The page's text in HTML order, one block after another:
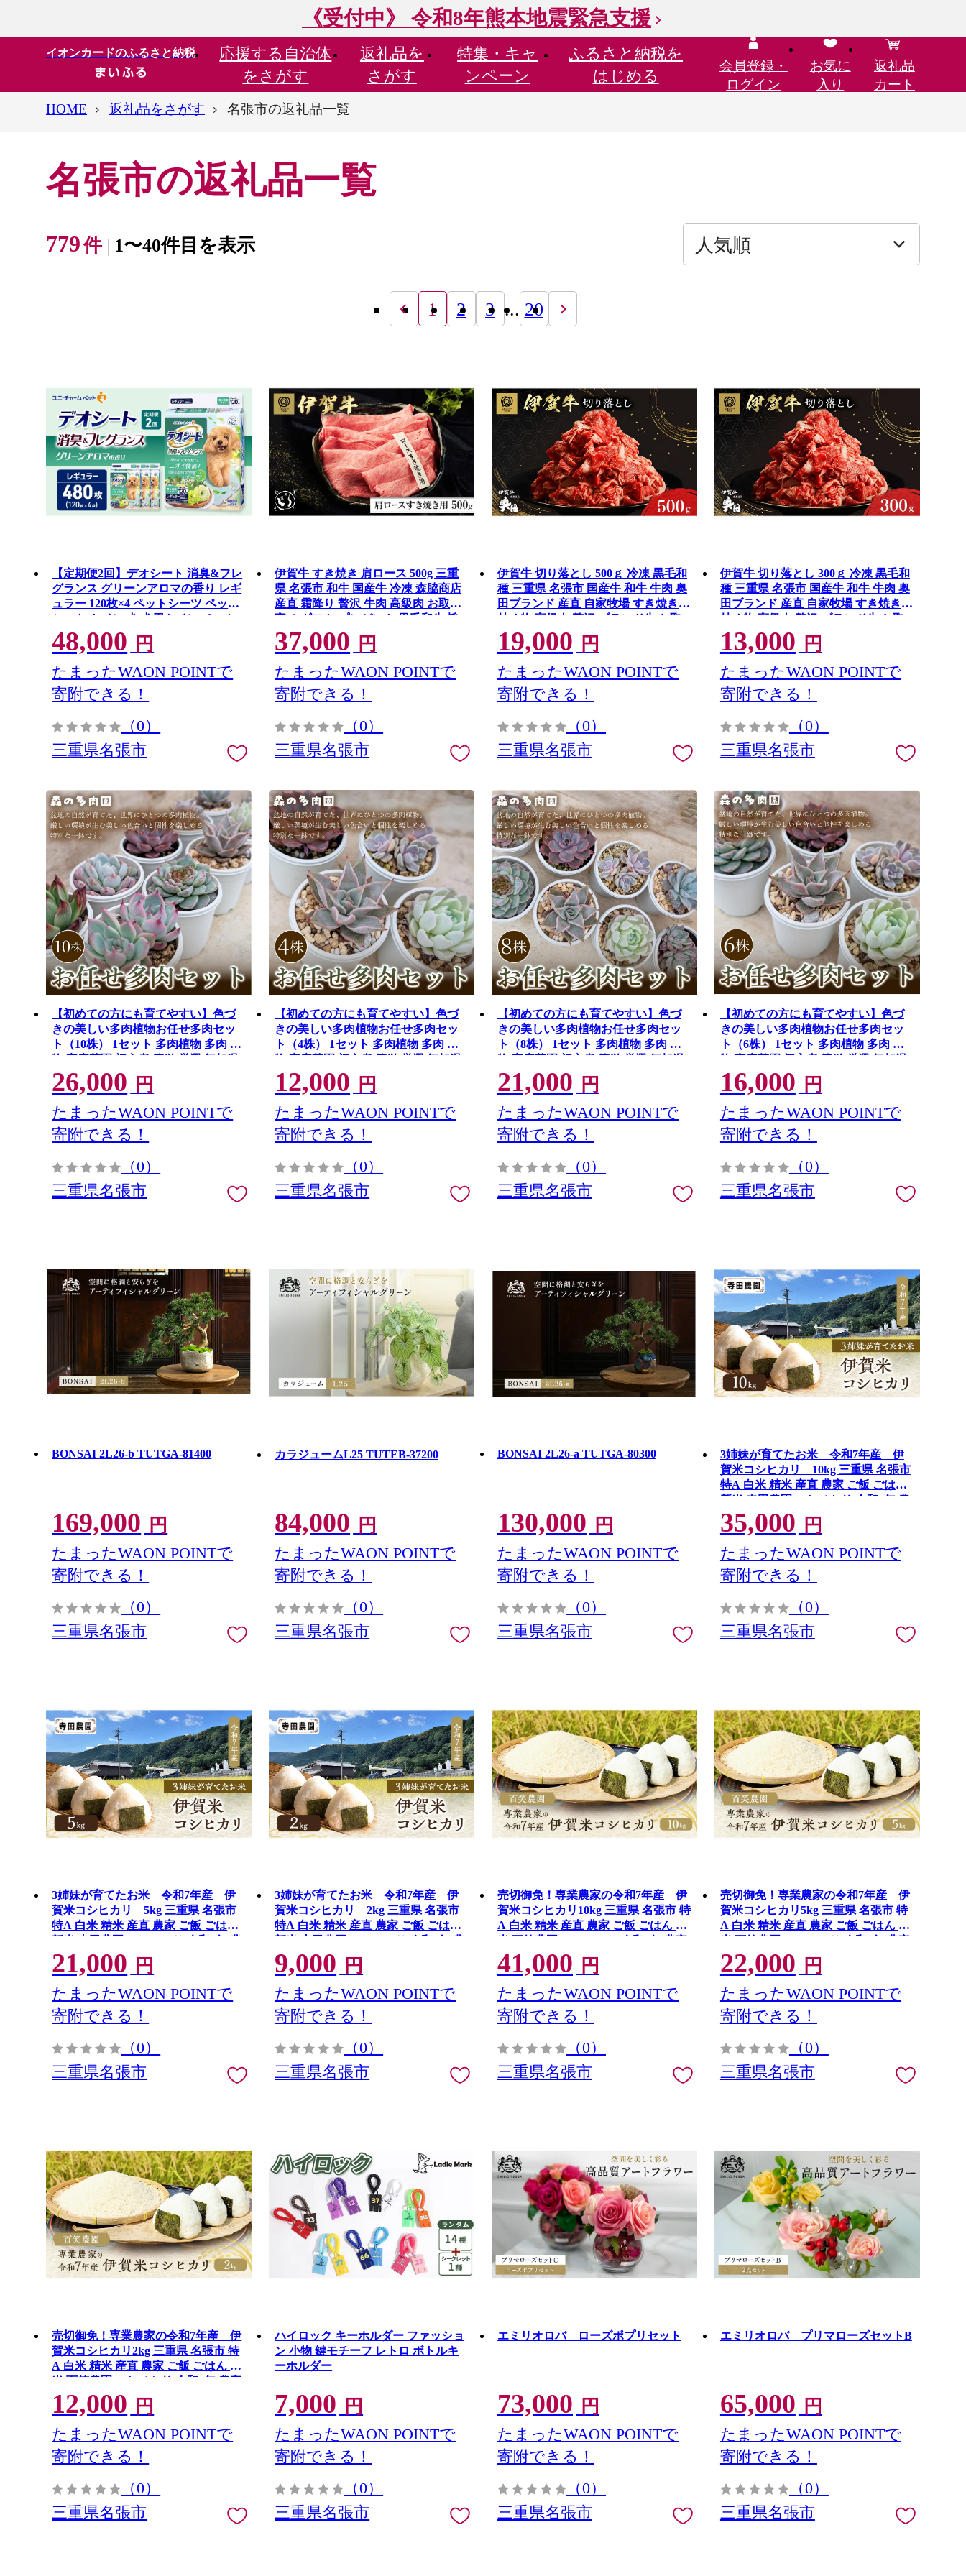
《受付中》 令和8年熊本地震緊急支援
イオンカードのふるさと納税 応援する 自治体
をさがす
返礼品を
さがす
特集・ キャ
ンペーン
ふるさと納税を
はじめる
会員登録・
ログイン
お気に
入り
返礼品
カート
HOME
返礼品をさがす 名張市の返礼品一覧
名張市の返礼品一覧
779件 1〜40件目を表示
1 2 3 ... 20
【定期便2回】デオシート 消臭&フレ
グランス グリーンアロマの香り レギ
ュラー 120枚×4 ペットシーツ ペット
シート トイレ 犬 犬用トイレ ペット
清潔 ユニ・チャーム 愛犬用 ペット用
品 2ヶ月連続お届け
48,000 円
たまったWAON POINTで
寄附できる！
（0）
三重県名張市
伊賀牛 すき焼き 肩ロース 500g 三重
県 名張市 和牛 国産牛 冷凍 森脇商店
産直 霜降り 贅沢 牛肉 高級肉 お取り
寄せ ギフト プレゼント 黒毛和牛 旨
み ジューシー お歳暮 お中元 柔らか
自家牧場 奥田 ブランド牛
37,000 円
たまったWAON POINTで
寄附できる！
（0）
三重県名張市
伊賀牛 切り落とし 500ｇ 冷凍 黒毛和
種 三重県 名張市 国産牛 和牛 牛肉 奥
田ブランド 産直 自家牧場 すき焼き
炒め物 高級肉 贅沢 ブランド牛 お取
り寄せ ギフト プレゼント 黒毛和牛
旨み ジューシー 食肉 肉ギフト 奥田
オクダ お歳暮 お中元
19,000 円
たまったWAON POINTで
寄附できる！
（0）
三重県名張市
伊賀牛 切り落とし 300ｇ 冷凍 黒毛和
種 三重県 名張市 国産牛 和牛 牛肉 奥
田ブランド 産直 自家牧場 すき焼き
炒め物 高級肉 贅沢 ブランド牛 お取
り寄せ ギフト プレゼント 黒毛和牛
旨み ジューシー 食肉 肉ギフト 奥田
オクダ お歳暮 お中元
13,000 円
たまったWAON POINTで
寄附できる！
（0）
三重県名張市
【初めての方にも育てやすい】色づ
きの美しい多肉植物お任せ多肉セッ
ト（10株） 1セット 多肉植物 多肉 植
物 家庭菜園 初心者 簡単 厳選 無加温
美しい ハウス 色鮮やか 輸入苗 名張
市特有 盆地気候 三重県 名張市
26,000 円
たまったWAON POINTで
寄附できる！
（0）
三重県名張市
【初めての方にも育てやすい】色づ
きの美しい多肉植物お任せ多肉セッ
ト（4株） 1セット 多肉植物 多肉 植
物 家庭菜園 初心者 簡単 厳選 無加温
美しい ハウス 色鮮やか 輸入苗 名張
市特有 盆地気候 三重県 名張市
12,000 円
たまったWAON POINTで
寄附できる！
（0）
三重県名張市
【初めての方にも育てやすい】色づ
きの美しい多肉植物お任せ多肉セッ
ト（8株） 1セット 多肉植物 多肉 植
物 家庭菜園 初心者 簡単 厳選 無加温
美しい ハウス 色鮮やか 輸入苗 名張
市特有 盆地気候 三重県 名張市
21,000 円
たまったWAON POINTで
寄附できる！
（0）
三重県名張市
【初めての方にも育てやすい】色づ
きの美しい多肉植物お任せ多肉セッ
ト（6株） 1セット 多肉植物 多肉 植
物 家庭菜園 初心者 簡単 厳選 無加温
美しい ハウス 色鮮やか 輸入苗 名張
市特有 盆地気候 三重県 名張市
16,000 円
たまったWAON POINTで
寄附できる！
（0）
三重県名張市
BONSAI 2L26-b TUTGA-81400
169,000 円
たまったWAON POINTで
寄附できる！
（0）
三重県名張市
カラジュームL25 TUTEB-37200
84,000 円
たまったWAON POINTで
寄附できる！
（0）
三重県名張市
BONSAI 2L26-a TUTGA-80300
130,000 円
たまったWAON POINTで
寄附できる！
（0）
三重県名張市
3姉妹が育てたお米 令和7年産 伊
賀米コシヒカリ 10kg 三重県 名張市
特A 白米 精米 産直 農家 ご飯 ごはん
新米 寺田農園 こしひかり 令和7年 農
家直送 産地直送 国産米 おにぎり 炊
飯 おいしい 甘い 三重 清流
35,000 円
たまったWAON POINTで
寄附できる！
（0）
三重県名張市
3姉妹が育てたお米 令和7年産 伊
賀米コシヒカリ 5kg 三重県 名張市
特A 白米 精米 産直 農家 ご飯 ごはん
新米 寺田農園 こしひかり 令和7年 農
家直送 産地直送 国産米 おにぎり 炊
飯 おいしい 甘い 三重 清流
21,000 円
たまったWAON POINTで
寄附できる！
（0）
三重県名張市
3姉妹が育てたお米 令和7年産 伊
賀米コシヒカリ 2kg 三重県 名張市
特A 白米 精米 産直 農家 ご飯 ごはん
新米 寺田農園 こしひかり 令和7年 農
家直送 産地直送 国産米 おにぎり 炊
飯 おいしい 甘い 三重 清流
9,000 円
たまったWAON POINTで
寄附できる！
（0）
三重県名張市
売切御免！専業農家の令和7年産 伊
賀米コシヒカリ10kg 三重県 名張市 特
A 白米 精米 産直 農家 ご飯 ごはん 新
米 百笑農園 こしひかり 令和7年 農家
直送 産地直送 国産米 おにぎり 炊飯
おいしい 甘い 三重 清流
41,000 円
たまったWAON POINTで
寄附できる！
（0）
三重県名張市
売切御免！専業農家の令和7年産 伊
賀米コシヒカリ5kg 三重県 名張市 特
A 白米 精米 産直 農家 ご飯 ごはん 新
米 百笑農園 こしひかり 令和7年 農家
直送 産地直送 国産米 おにぎり 炊飯
おいしい 甘い 三重 清流
22,000 円
たまったWAON POINTで
寄附できる！
（0）
三重県名張市
売切御免！専業農家の令和7年産 伊
賀米コシヒカリ2kg 三重県 名張市 特
A 白米 精米 産直 農家 ご飯 ごはん 新
米 百笑農園 こしひかり 令和7年 農家
直送 産地直送 国産米 おにぎり 炊飯
おいしい 甘い 三重 清流
12,000 円
たまったWAON POINTで
寄附できる！
（0）
三重県名張市
ハイロック キーホルダー ファッショ
ン 小物 鍵モチーフ レトロ ボトルキ
ーホルダー
7,000 円
たまったWAON POINTで
寄附できる！
（0）
三重県名張市
エミリオロバ ローズポプリセット
73,000 円
たまったWAON POINTで
寄附できる！
（0）
三重県名張市
エミリオロバ プリマローズセットB
65,000 円
たまったWAON POINTで
寄附できる！
（0）
三重県名張市